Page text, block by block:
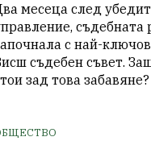
месеца след
с най-
съдебен съвет.
зад това забавяне?